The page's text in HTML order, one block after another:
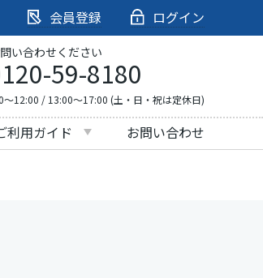
会員登録 ログイン
い合わせください
59-8180
～12:00 / 13:00～17:00 (土・日・祝は定休日)
利用ガイド お問い合わせ